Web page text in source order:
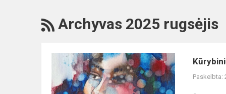
RSS
Archyvas 2025 rugsėjis
Kūrybinių
konkursų
laureatai
Paskelbta: